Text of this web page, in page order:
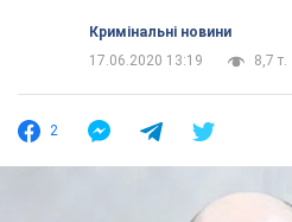
Кримінальні новини
17.06.2020 13:19
8,7 т.
2